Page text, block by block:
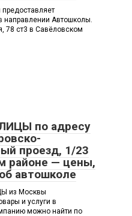
направлении Автошколы.
78 ст3 в Савёловском
по адресу
проезд, 1/23
районе — цены,
автошколе
из Москвы
и услуги в
можно найти по